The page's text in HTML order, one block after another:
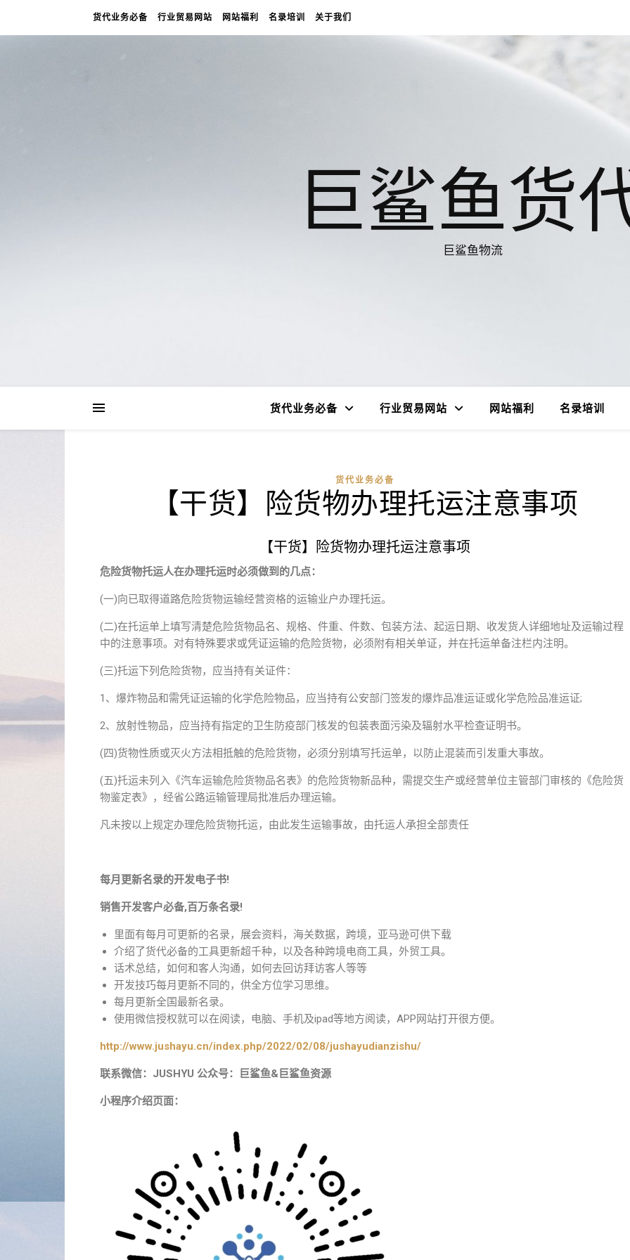
货代业务必备 行业贸易网站 网站福利 名录培训 关于我们
巨鲨鱼货
巨鲨鱼物流
货代业务必备 行业贸易网站 网站福利 名录培训
货代业务必备
【干货】险货物办理托运注意事项
【干货】险货物办理托运注意事项
危险货物托运人在办理托运时必须做到的几点：
(一)向已取得道路危险货物运输经营资格的运输业户办理托运。
(二)在托运单上填写清楚危险货物品名、规格、件重、件数、包装方法、起运日期、收发货人详细地址及运输过程
中的注意事项。对有特殊要求或凭证运输的危险货物，必须附有相关单证，并在托运单备注栏内注明。
(三)托运下列危险货物，应当持有关证件：
1、爆炸物品和需凭证运输的化学危险物品，应当持有公安部门签发的爆炸品准运证或化学危险品准运证;
2、放射性物品，应当持有指定的卫生防疫部门核发的包装表面污染及辐射水平检查证明书。
(四)货物性质或灭火方法相抵触的危险货物，必须分别填写托运单，以防止混装而引发重大事故。
(五)托运未列入《汽车运输危险货物品名表》的危险货物新品种，需提交生产或经营单位主管部门审核的《危险货
物鉴定表》，经省公路运输管理局批准后办理运输。
凡未按以上规定办理危险货物托运，由此发生运输事故，由托运人承担全部责任
每月更新名录的开发电子书!
销售开发客户必备,百万条名录!
里面有每月可更新的名录，展会资料，海关数据，跨境，亚马逊可供下载
介绍了货代必备的工具更新超千种，以及各种跨境电商工具，外贸工具。
话术总结，如何和客人沟通，如何去回访拜访客人等等
开发技巧每月更新不同的，供全方位学习思维。
每月更新全国最新名录。
使用微信授权就可以在阅读，电脑、手机及ipad等地方阅读，APP网站打开很方便。
http://www.jushayu.cn/index.php/2022/02/08/jushayudianzishu/
联系微信：JUSHYU 公众号：巨鲨鱼&巨鲨鱼资源
小程序介绍页面：